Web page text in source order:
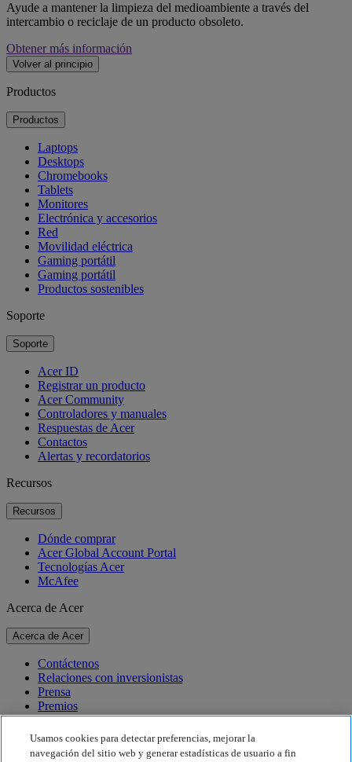
Ayude a mantener la limpieza del medioambiente a través del
intercambio o reciclaje de un producto obsoleto.
Obtener más información
Volver al principio
Productos
Productos
Laptops
Desktops
Chromebooks
Tablets
Monitores
Electrónica y accesorios
Red
Movilidad eléctrica
Gaming portátil
Gaming portátil
Productos sostenibles
Soporte
Soporte
Acer ID
Registrar un producto
Acer Community
Controladores y manuales
Respuestas de Acer
Contactos
Alertas y recordatorios
Recursos
Recursos
Dónde comprar
Acer Global Account Portal
Tecnologías Acer
McAfee
Acerca de Acer
Acerca de Acer
Contáctenos
Relaciones con inversionistas
Prensa
Premios
Eventos
Sostenibilidad
Usamos cookies para detectar preferencias, mejorar la
navegación del sitio web y generar estadísticas de usuario a fin